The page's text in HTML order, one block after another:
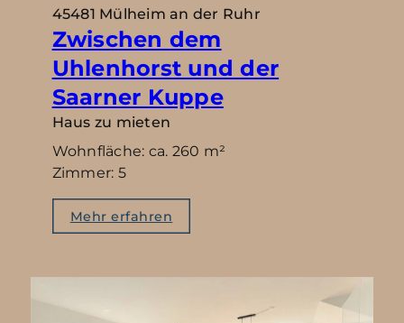
45481 Mülheim an der Ruhr
Zwischen dem
Uhlenhorst und der
Saarner Kuppe
Haus zu mieten
Wohnfläche: ca. 260 m²
Zimmer: 5
Mehr erfahren